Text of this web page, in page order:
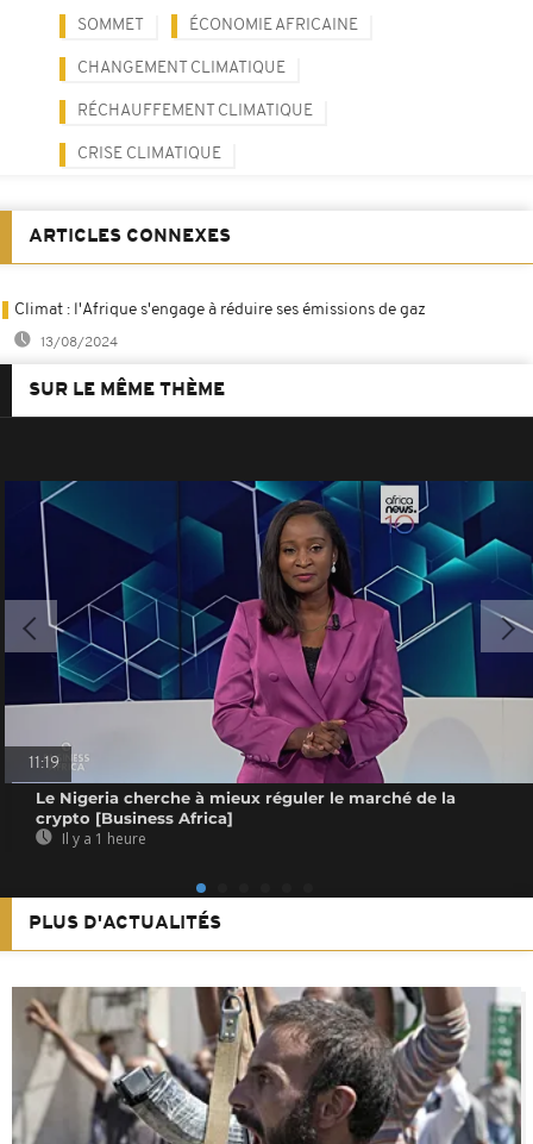
SOMMET ÉCONOMIE AFRICAINE
CHANGEMENT CLIMATIQUE
RÉCHAUFFEMENT CLIMATIQUE
CRISE CLIMATIQUE
ARTICLES CONNEXES
Climat : l'Afrique s'engage à réduire ses émissions de gaz
13/08/2024
SUR LE MÊME THÈME
11:19
Le Nigeria cherche à mieux réguler le marché de la
crypto [Business Africa]
Il y a 1 heure
PLUS D'ACTUALITÉS